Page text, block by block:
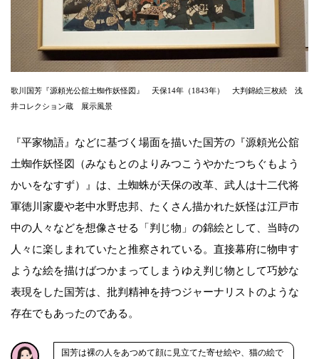
歌川国芳『源頼光公舘土蜘作妖怪図』 天保14年（1843年） 大判錦絵三枚続 浅
井コレクション蔵 展示風景
『平家物語』などに基づく場面を描いた国芳の『源頼光公舘
土蜘作妖怪図（みなもとのよりみつこうやかたつちぐもよう
かいをなすず）』は、土蜘蛛が天保の改革、武人は十二代将
軍徳川家慶や老中水野忠邦、たくさん描かれた妖怪は江戸市
中の人々などを想像させる「判じ物」の錦絵として、当時の
人々に楽しまれていたと推察されている。直接幕府に物申す
ような絵を描けばつかまってしまうゆえ判じ物として巧妙な
表現をした国芳は、批判精神を持つジャーナリストのような
存在でもあったのである。
国芳は裸の人をあつめて顔に見立てた寄せ絵や、猫の絵で